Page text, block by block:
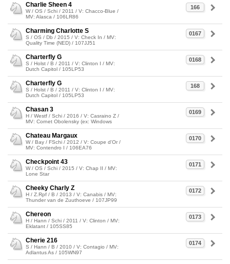
166
Charlie Sheen 4
W / OS / Schi / 2011 / V: Chacco-Blue /
MV: Alasca / 106LR86
0167
Charming Charlotte S
S / OS / Db / 2015 / V: Check In / MV:
Quality Time (NED) / 107JJ51
0168
Charterfly G
S / Holst / B / 2011 / V: Clinton I / MV:
Dutch Capitol / 105LP53
168
Charterfly G
S / Holst / B / 2011 / V: Clinton I / MV:
Dutch Capitol / 105LP53
0169
Chasan 3
H / Westf / Schi / 2016 / V: Casraino Z /
MV: Cornet Obolensky (ex: Windows
0170
Chateau Margaux
W / Bay / FSchi / 2012 / V: Coupe d'Or /
MV: Contendro I / 106EA76
0171
Checkpoint 43
W / OS / Schi / 2015 / V: Chap II / MV:
Lone Star
0172
Cheeky Charly Z
H / Z.Rpf / B / 2013 / V: Canabis / MV:
Thunder van de Zuuthoeve / 107JP99
0173
Chereon
H / Hann / Schi / 2011 / V: Clinton / MV:
Eklatant / 105SS85
0174
Cherie 216
S / Hann / B / 2010 / V: Contagio / MV:
Adlantus As / 105WN97